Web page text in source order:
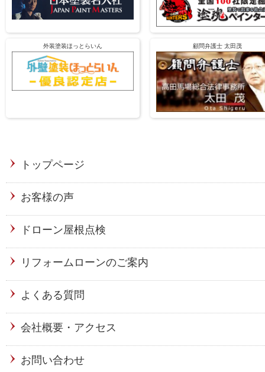
外装塗装ほっとらいん 顧問弁護士 太田茂
トップページ
お客様の声
ドローン屋根点検
リフォームローンのご案内
よくある質問
会社概要・アクセス
お問い合わせ